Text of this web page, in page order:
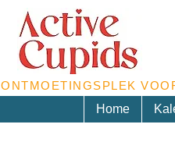
ONTMOETINGSPLEK
Home